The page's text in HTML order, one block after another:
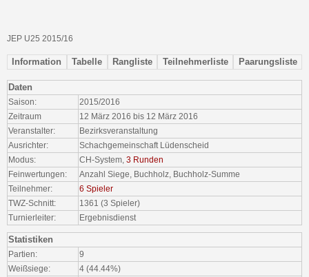
JEP U25 2015/16
Information Tabelle Rangliste Teilnehmerliste Paarungsliste
Daten
Saison:
2015/2016
Zeitraum
12 März 2016 bis 12 März 2016
Veranstalter:
Bezirksveranstaltung
Ausrichter:
Schachgemeinschaft Lüdenscheid
Modus:
CH-System,3 Runden
Feinwertungen:
Anzahl Siege, Buchholz, Buchholz-Summe
Teilnehmer:
6 Spieler
TWZ-Schnitt:
1361 (3 Spieler)
Turnierleiter:
Ergebnisdienst
Statistiken
Partien:
9
Weißsiege:
4 (44.44%)